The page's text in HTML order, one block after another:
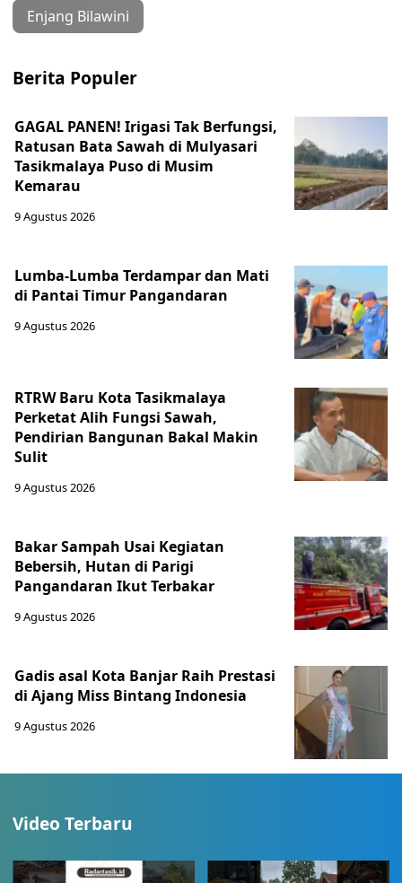
Enjang Bilawini
Berita Populer
GAGAL PANEN! Irigasi Tak Berfungsi,
Ratusan Bata Sawah di Mulyasari
Tasikmalaya Puso di Musim
Kemarau
9 Agustus 2026
Lumba-Lumba Terdampar dan Mati
di Pantai Timur Pangandaran
9 Agustus 2026
RTRW Baru Kota Tasikmalaya
Perketat Alih Fungsi Sawah,
Pendirian Bangunan Bakal Makin
Sulit
9 Agustus 2026
Bakar Sampah Usai Kegiatan
Bebersih, Hutan di Parigi
Pangandaran Ikut Terbakar
9 Agustus 2026
Gadis asal Kota Banjar Raih Prestasi
di Ajang Miss Bintang Indonesia
9 Agustus 2026
Video Terbaru